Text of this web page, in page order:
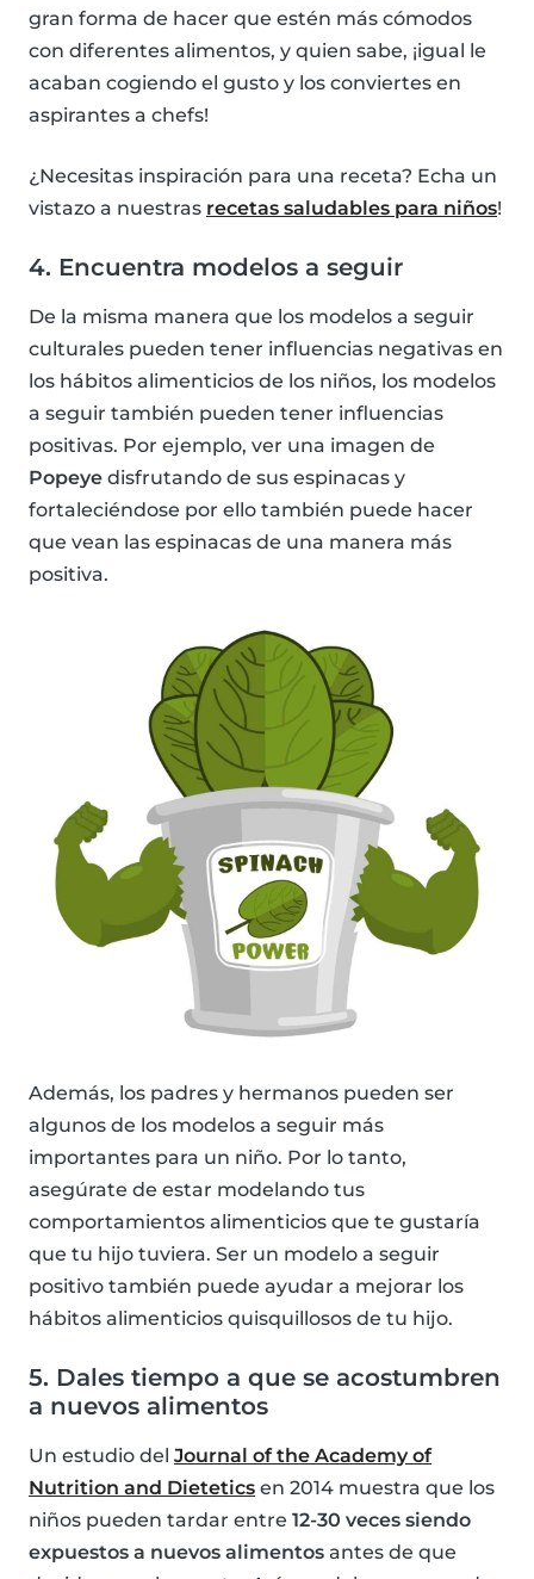
gran forma de hacer que estén más cómodos
con diferentes alimentos, y quien sabe, ¡igual le
acaban cogiendo el gusto y los conviertes en
aspirantes a chefs!
¿Necesitas inspiración para una receta? Echa un
vistazo a nuestras recetas saludables para niños!
4. Encuentra modelos a seguir
De la misma manera que los modelos a seguir
culturales pueden tener influencias negativas en
los hábitos alimenticios de los niños, los modelos
a seguir también pueden tener influencias
positivas. Por ejemplo, ver una imagen de
Popeye disfrutando de sus espinacas y
fortaleciéndose por ello también puede hacer
que vean las espinacas de una manera más
positiva.
Además, los padres y hermanos pueden ser
algunos de los modelos a seguir más
importantes para un niño. Por lo tanto,
asegúrate de estar modelando tus
comportamientos alimenticios que te gustaría
que tu hijo tuviera. Ser un modelo a seguir
positivo también puede ayudar a mejorar los
hábitos alimenticios quisquillosos de tu hijo.
5. Dales tiempo a que se acostumbren
a nuevos alimentos
Un estudio del Journal of the Academy of
Nutrition and Dietetics en 2014 muestra que los
niños pueden tardar entre 12-30 veces siendo
expuestos a nuevos alimentos antes de que